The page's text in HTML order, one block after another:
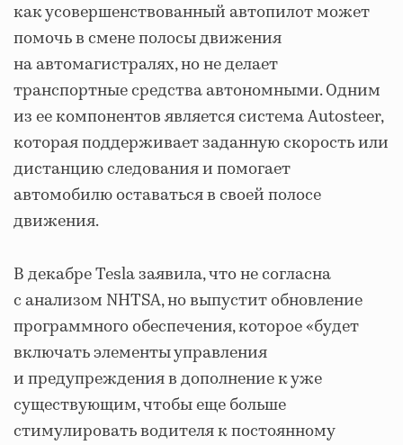
как усовершенствованный автопилот может
помочь в смене полосы движения
на автомагистралях, но не делает
транспортные средства автономными. Одним
из ее компонентов является система Autosteer,
которая поддерживает заданную скорость или
дистанцию следования и помогает
автомобилю оставаться в своей полосе
движения.
В декабре Tesla заявила, что не согласна
с анализом NHTSA, но выпустит обновление
программного обеспечения, которое «будет
включать элементы управления
и предупреждения в дополнение к уже
существующим, чтобы еще больше
стимулировать водителя к постоянному